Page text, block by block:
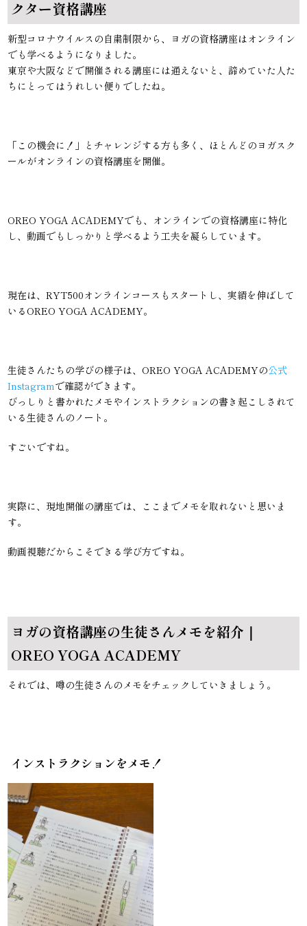
クター資格講座
新型コロナウイルスの自粛制限から、ヨガの資格講座はオンライン
でも学べるようになりました。
東京や大阪などで開催される講座には通えないと、諦めていた人た
ちにとってはうれしい便りでしたね。
「この機会に！」とチャレンジする方も多く、ほとんどのヨガスク
ールがオンラインの資格講座を開催。
OREO YOGA ACADEMYでも、オンラインでの資格講座に特化
し、動画でもしっかりと学べるよう工夫を凝らしています。
現在は、RYT500オンラインコースもスタートし、実績を伸ばして
いるOREO YOGA ACADEMY。
生徒さんたちの学びの様子は、OREO YOGA ACADEMYの公式
Instagramで確認ができます。
びっしりと書かれたメモやインストラクションの書き起こしされて
いる生徒さんのノート。
すごいですね。
実際に、現地開催の講座では、ここまでメモを取れないと思いま
す。
動画視聴だからこそできる学び方ですね。
ヨガの資格講座の生徒さんメモを紹介｜
OREO YOGA ACADEMY
それでは、噂の生徒さんのメモをチェックしていきましょう。
インストラクションをメモ！